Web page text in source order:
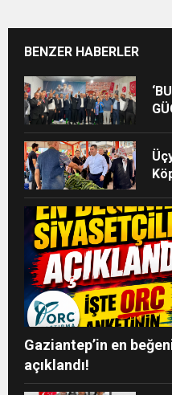
BENZER HABERLER
Gaziantep’in en
açıklandı!